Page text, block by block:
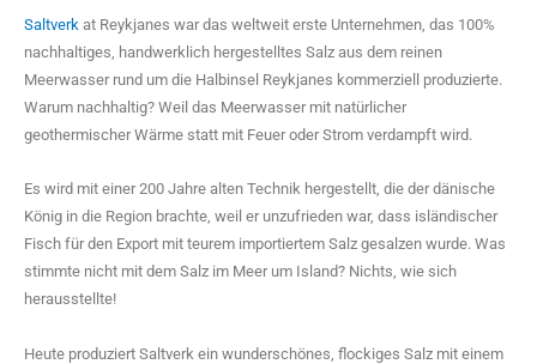
Saltverk at Reykjanes war das weltweit erste Unternehmen, das 100%
nachhaltiges, handwerklich hergestelltes Salz aus dem reinen
Meerwasser rund um die Halbinsel Reykjanes kommerziell produzierte.
Warum nachhaltig? Weil das Meerwasser mit natürlicher
geothermischer Wärme statt mit Feuer oder Strom verdampft wird.
Es wird mit einer 200 Jahre alten Technik hergestellt, die der dänische
König in die Region brachte, weil er unzufrieden war, dass isländischer
Fisch für den Export mit teurem importiertem Salz gesalzen wurde. Was
stimmte nicht mit dem Salz im Meer um Island? Nichts, wie sich
herausstellte!
Heute produziert Saltverk ein wunderschönes, flockiges Salz mit einem